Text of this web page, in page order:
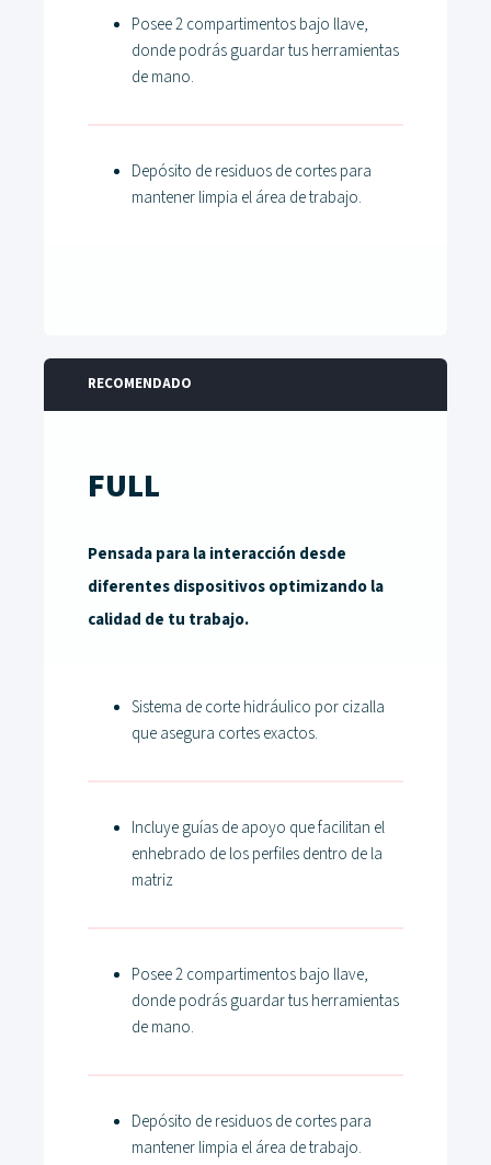
Posee 2 compartimentos bajo llave,
donde podrás guardar tus herramientas
de mano.
Depósito de residuos de cortes para
mantener limpia el área de trabajo.
RECOMENDADO
FULL
Pensada para la interacción desde
diferentes dispositivos optimizando la
calidad de tu trabajo.
Sistema de corte hidráulico por cizalla
que asegura cortes exactos.
Incluye guías de apoyo que facilitan el
enhebrado de los perfiles dentro de la
matriz
Posee 2 compartimentos bajo llave,
donde podrás guardar tus herramientas
de mano.
Depósito de residuos de cortes para
mantener limpia el área de trabajo.